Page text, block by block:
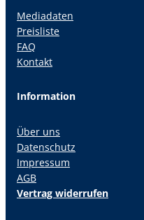
Mediadaten
Preisliste
FAQ
Kontakt
Information
Über uns
Datenschutz
Impressum
AGB
Vertrag widerrufen